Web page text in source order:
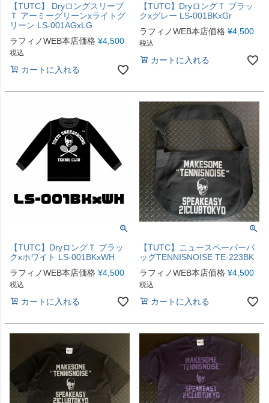
【TUTC】 Dryロングスリーブ
Ｔ アーミーグリーンxライトグ
リーン LS-001AGxLG
ラフィノWEB本店価格 ¥4,500
税込
カートに入れる
【TUTC】DryロングＴ ブラッ
クxグレー LS-001BKxGr
ラフィノWEB本店価格 ¥4,500
税込
カートに入れる
【TUTC】DryロングＴ ブラッ
クxホワイト LS-001BKxWH
ラフィノWEB本店価格 ¥4,500
税込
カートに入れる
【TUTC】ニュースペーパーバ
ッグTENNISNOISE TE-223BK
ラフィノWEB本店価格 ¥4,500
税込
カートに入れる